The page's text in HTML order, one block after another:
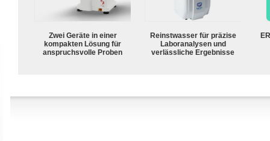
Zwei Geräte in einer
kompakten Lösung für
anspruchsvolle Proben
Reinstwasser für präzise
Laboranalysen und
verlässliche Ergebnisse